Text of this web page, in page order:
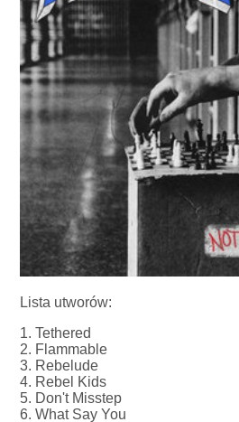
Lista utworów:
1. Tethered
2. Flammable
3. Rebelude
4. Rebel Kids
5. Don't Misstep
6. What Say You